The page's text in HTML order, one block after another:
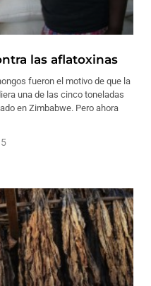
las aflatoxinas
fueron el motivo de que la
una de las cinco toneladas
en Zimbabwe. Pero ahora